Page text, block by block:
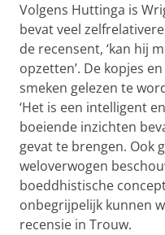
Volgens Huttinga is
bevat veel
de recensent, ‘kan hij
opzetten’. De kopjes
smeken gelezen te
‘Het is een intelligent
boeiende inzichten
gevat te brengen. Ook
weloverwogen
boeddhistische
onbegrijpelijk kunnen
recensie in Trouw.